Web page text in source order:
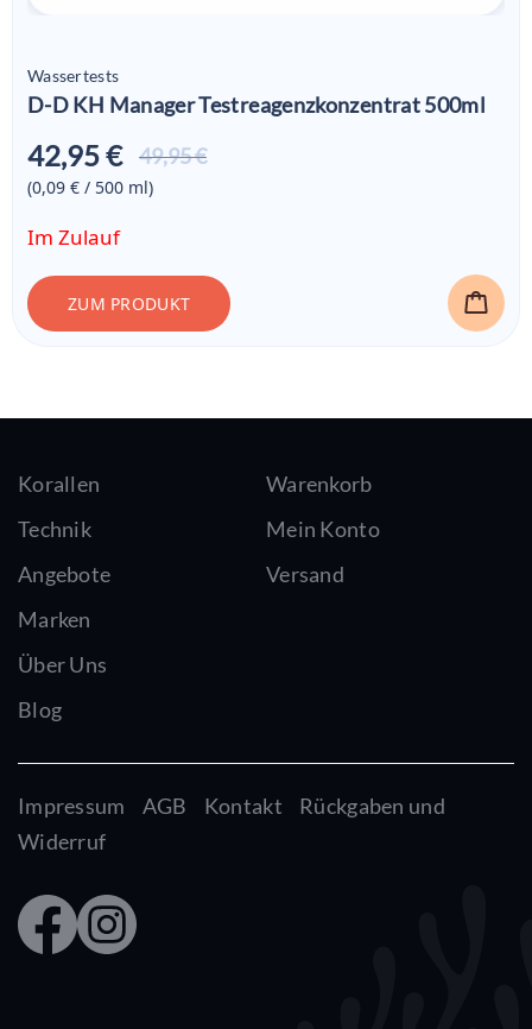
Wassertests
D-D KH Manager Testreagenzkonzentrat 500ml
49,95 €
42,95 €
Aktueller
(0,09 € / 500 ml)
Im Zulauf
ZUM PRODUKT
Korallen
Technik
Angebote
Marken
Über Uns
Blog
Warenkorb
Mein Konto
Versand
Impressum AGB Kontakt
Rückgaben und
Widerruf
Faceb
ook
Insta
gram